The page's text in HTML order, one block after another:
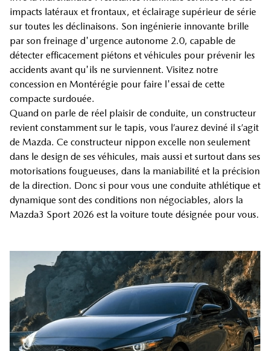
impacts latéraux et frontaux, et éclairage supérieur de série
sur toutes les déclinaisons. Son ingénierie innovante brille
par son freinage d'urgence autonome 2.0, capable de
détecter efficacement piétons et véhicules pour prévenir les
accidents avant qu'ils ne surviennent. Visitez notre
concession en Montérégie pour faire l'essai de cette
compacte surdouée.
Quand on parle de réel plaisir de conduite, un constructeur
revient constamment sur le tapis, vous l’aurez deviné il s’agit
de Mazda. Ce constructeur nippon excelle non seulement
dans le design de ses véhicules, mais aussi et surtout dans ses
motorisations fougueuses, dans la maniabilité et la précision
de la direction. Donc si pour vous une conduite athlétique et
dynamique sont des conditions non négociables, alors la
Mazda3 Sport 2026 est la voiture toute désignée pour vous.